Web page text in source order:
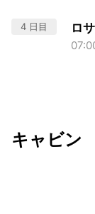
4 日目 ロ
キャビン